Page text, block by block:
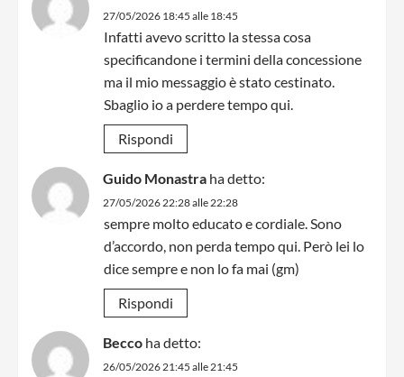
27/05/2026 18:45 alle 18:45
Infatti avevo scritto la stessa cosa
specificandone i termini della concessione
ma il mio messaggio è stato cestinato.
Sbaglio io a perdere tempo qui.
Rispondi
Guido Monastra ha detto:
27/05/2026 22:28 alle 22:28
sempre molto educato e cordiale. Sono
d’accordo, non perda tempo qui. Però lei lo
dice sempre e non lo fa mai (gm)
Rispondi
Becco ha detto:
26/05/2026 21:45 alle 21:45